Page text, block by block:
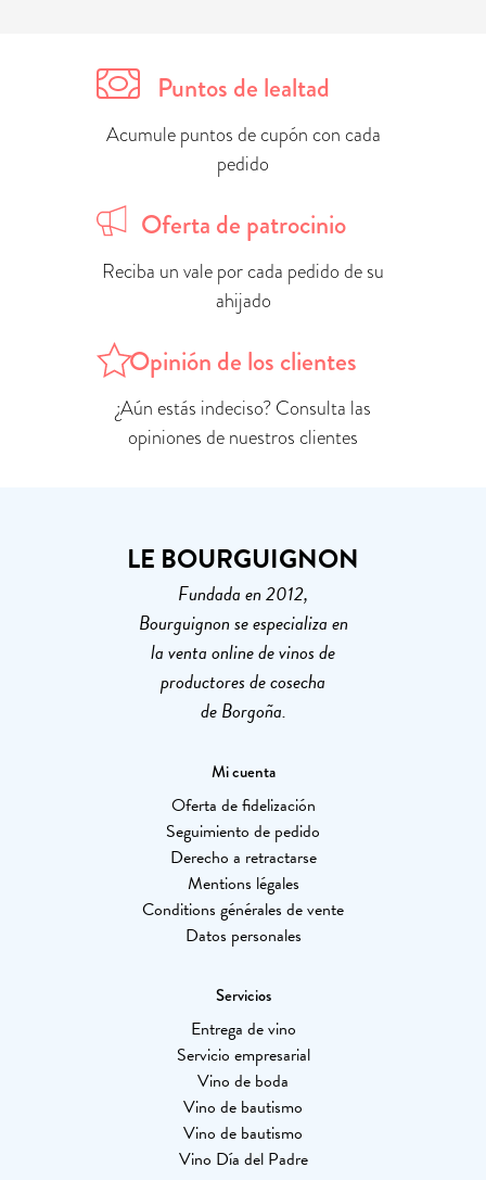
Puntos de lealtad
Acumule puntos de cupón con cada
pedido
Oferta de patrocinio
Reciba un vale por cada pedido de su
ahijado
Opinión de los clientes
¿Aún estás indeciso? Consulta las
opiniones de nuestros clientes
LE BOURGUIGNON
Fundada en 2012,
Bourguignon se especializa en
la venta online de vinos de
productores de cosecha
de Borgoña.
Mi cuenta
Oferta de fidelización
Seguimiento de pedido
Derecho a retractarse
Mentions légales
Conditions générales de vente
Datos personales
Servicios
Entrega de vino
Servicio empresarial
Vino de boda
Vino de bautismo
Vino de bautismo
Vino Día del Padre